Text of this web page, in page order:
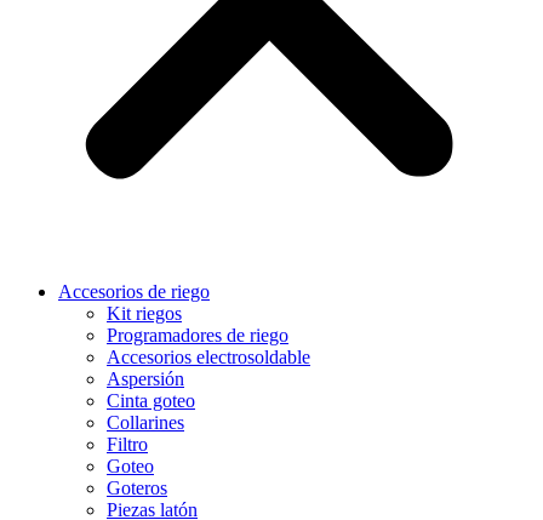
Accesorios de riego
Kit riegos
Programadores de riego
Accesorios electrosoldable
Aspersión
Cinta goteo
Collarines
Filtro
Goteo
Goteros
Piezas latón